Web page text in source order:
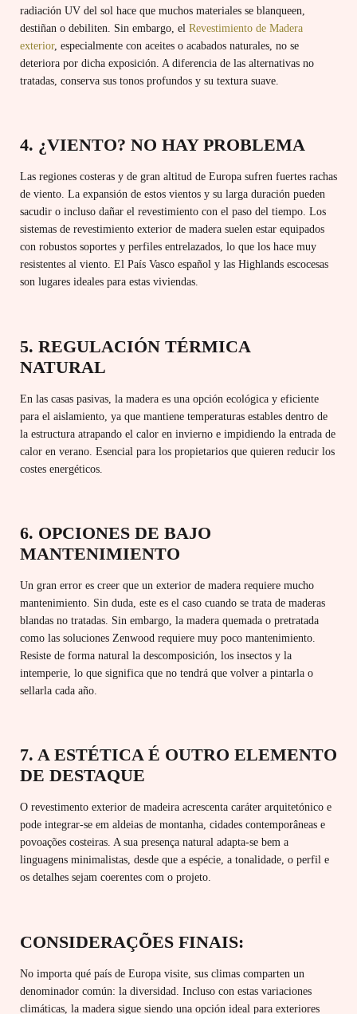
radiación UV del sol hace que muchos materiales se blanqueen,
destiñan o debiliten. Sin embargo, el Revestimiento de Madera
exterior, especialmente con aceites o acabados naturales, no se
deteriora por dicha exposición. A diferencia de las alternativas no
tratadas, conserva sus tonos profundos y su textura suave.
4. ¿VIENTO? NO HAY PROBLEMA
Las regiones costeras y de gran altitud de Europa sufren fuertes rachas
de viento. La expansión de estos vientos y su larga duración pueden
sacudir o incluso dañar el revestimiento con el paso del tiempo. Los
sistemas de revestimiento exterior de madera suelen estar equipados
con robustos soportes y perfiles entrelazados, lo que los hace muy
resistentes al viento. El País Vasco español y las Highlands escocesas
son lugares ideales para estas viviendas.
5. REGULACIÓN TÉRMICA
NATURAL
En las casas pasivas, la madera es una opción ecológica y eficiente
para el aislamiento, ya que mantiene temperaturas estables dentro de
la estructura atrapando el calor en invierno e impidiendo la entrada de
calor en verano. Esencial para los propietarios que quieren reducir los
costes energéticos.
6. OPCIONES DE BAJO
MANTENIMIENTO
Un gran error es creer que un exterior de madera requiere mucho
mantenimiento. Sin duda, este es el caso cuando se trata de maderas
blandas no tratadas. Sin embargo, la madera quemada o pretratada
como las soluciones Zenwood requiere muy poco mantenimiento.
Resiste de forma natural la descomposición, los insectos y la
intemperie, lo que significa que no tendrá que volver a pintarla o
sellarla cada año.
7. A ESTÉTICA É OUTRO ELEMENTO
DE DESTAQUE
O revestimento exterior de madeira acrescenta caráter arquitetónico e
pode integrar-se em aldeias de montanha, cidades contemporâneas e
povoações costeiras. A sua presença natural adapta-se bem a
linguagens minimalistas, desde que a espécie, a tonalidade, o perfil e
os detalhes sejam coerentes com o projeto.
CONSIDERAÇÕES FINAIS:
No importa qué país de Europa visite, sus climas comparten un
denominador común: la diversidad. Incluso con estas variaciones
climáticas, la madera sigue siendo una opción ideal para exteriores